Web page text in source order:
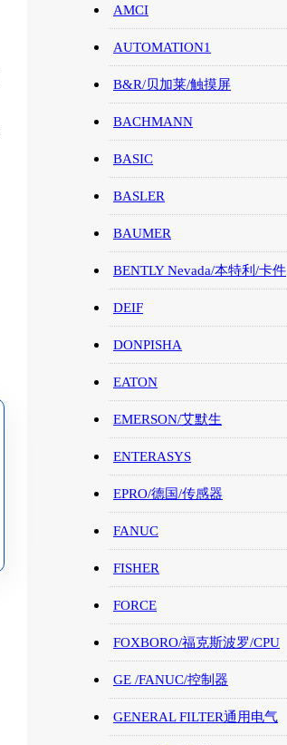
AMCI
AUTOMATION1
B&R/贝加莱/触摸屏
BACHMANN
BASIC
BASLER
BAUMER
BENTLY Nevada/本特利/卡件
DEIF
DONPISHA
EATON
EMERSON/艾默生
ENTERASYS
EPRO/德国/传感器
FANUC
FISHER
FORCE
FOXBORO/福克斯波罗/CPU
GE /FANUC/控制器
GENERAL FILTER通用电气